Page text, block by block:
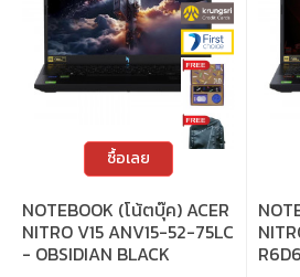
ซื้อเลย
NOTEBOOK (โน้ตบุ๊ค) ACER
NITRO V15 ANV15-52-75LC
- OBSIDIAN BLACK